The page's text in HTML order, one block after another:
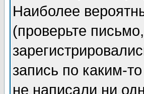
Наиболее
(проверьте
запись по каким-
не написали ни